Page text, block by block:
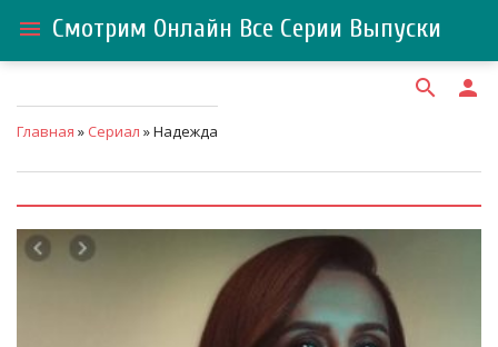
menu Смотрим Онлайн Все Серии Выпуски
search person
Главная » Сериал » Надежда